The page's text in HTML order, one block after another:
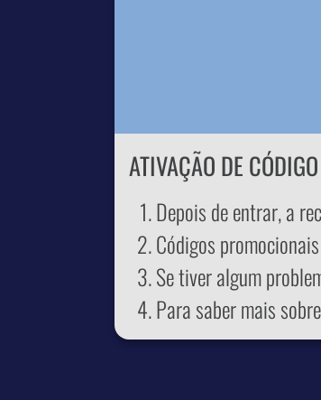
ATIVAÇÃO DE
Depois de entrar, a
Códigos
Se tiver algum
Para saber mais